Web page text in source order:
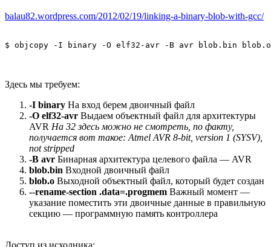
balau82.wordpress.com/2012/02/19/linking-a-binary-blob-with-gcc/
Здесь мы требуем:
-I binary На вход берем двоичный файл
-O elf32-avr Выдаем объектный файл для архитектуры
AVR На 32 здесь можно не смотреть, по факту,
получается вот такое: Atmel AVR 8-bit, version 1 (SYSV),
not stripped
-B avr Бинарная архитектура целевого файла — AVR
blob.bin Входной двоичный файл
blob.o Выходной объектный файл, который будет создан
--rename-section .data=.progmem Важный момент —
указание поместить эти двоичные данные в правильную
секцию — программную память контроллера
Доступ из исходника: